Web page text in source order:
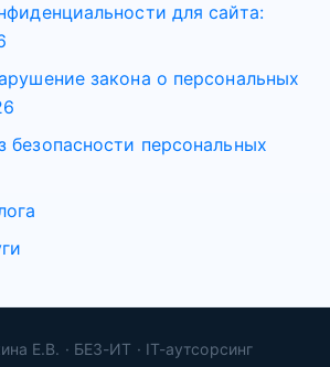
для сайта:
закона о персональных
безопасности персональных
Е.В. · БЕЗ-ИТ · IT-аутсорсинг